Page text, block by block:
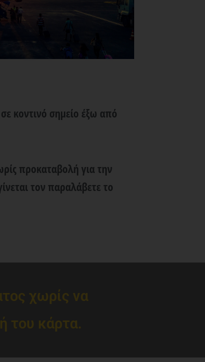
κοντινό σημείο έξω από
προκαταβολή για την
τον παραλάβετε το
χωρίς να
του κάρτα.